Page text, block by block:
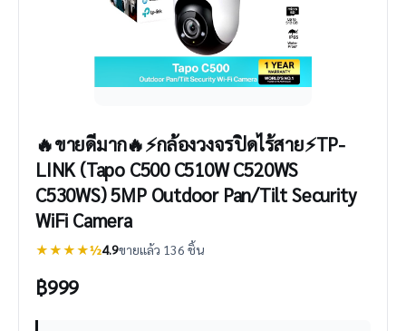
🔥ขายดีมาก🔥⚡️กล้องวงจรปิดไร้สาย⚡️TP-
LINK (Tapo C500 C510W C520WS
C530WS) 5MP Outdoor Pan/Tilt Security
WiFi Camera
★★★★½4.9ขายแล้ว 136 ชิ้น
฿999